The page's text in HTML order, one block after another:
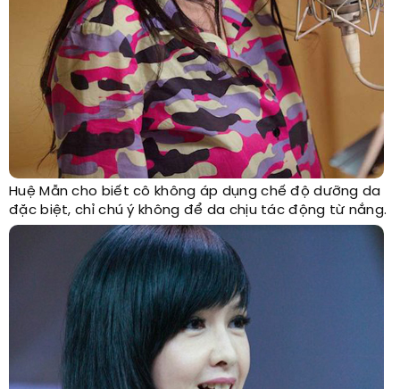
Huệ Mẫn cho biết cô không áp dụng chế độ dưỡng da
đặc biệt, chỉ chú ý không để da chịu tác động từ nắng.